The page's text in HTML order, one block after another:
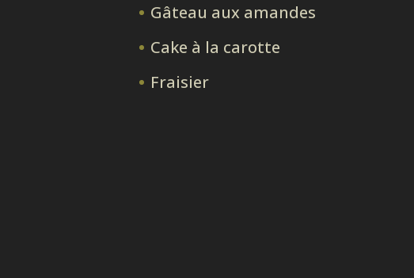
Gâteau aux amandes
Cake à la carotte
Fraisier